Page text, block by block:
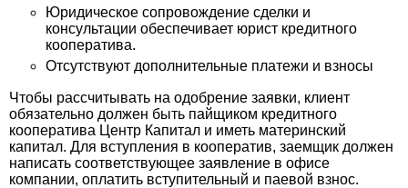
Юридическое сопровождение сделки и
консультации обеспечивает юрист кредитного
кооператива.
Отсутствуют дополнительные платежи и взносы
Чтобы рассчитывать на одобрение заявки, клиент
обязательно должен быть пайщиком кредитного
кооператива Центр Капитал и иметь материнский
капитал. Для вступления в кооператив, заемщик должен
написать соответствующее заявление в офисе
компании, оплатить вступительный и паевой взнос.